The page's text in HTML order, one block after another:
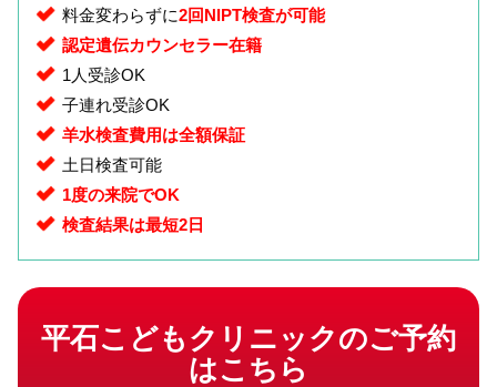
料金変わらずに2回NIPT検査が可能
認定遺伝カウンセラー在籍
1人受診OK
子連れ受診OK
羊水検査費用は全額保証
土日検査可能
1度の来院でOK
検査結果は最短2日
平石こどもクリニックのご予約
はこちら